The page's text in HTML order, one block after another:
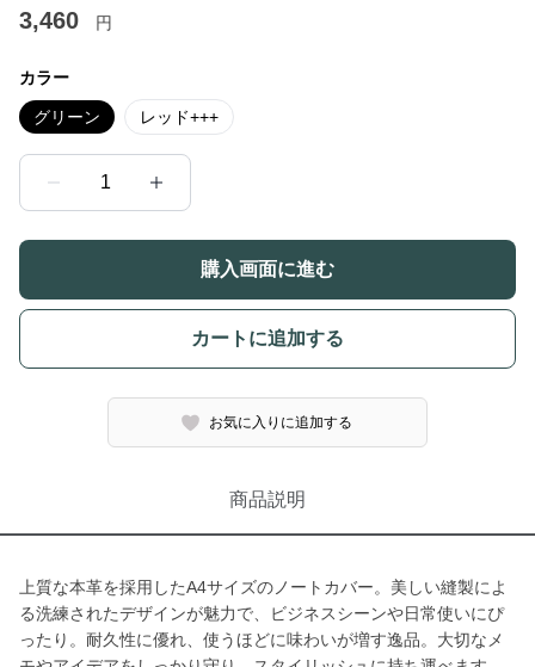
3,460 円
カラー
グリーン レッド+++
1
購入画面に進む
カートに追加する
お気に入りに追加する
商品説明
上質な本革を採用したA4サイズのノートカバー。美しい縫製によ
る洗練されたデザインが魅力で、ビジネスシーンや日常使いにぴ
ったり。耐久性に優れ、使うほどに味わいが増す逸品。大切なメ